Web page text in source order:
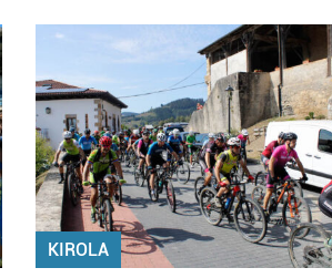
KIROLA